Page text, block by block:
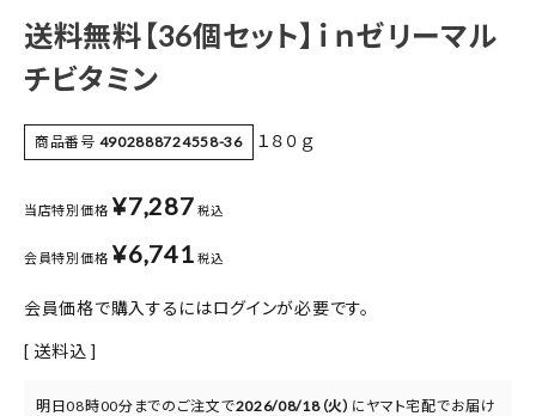
医薬品に関する注意事項
特定商取引法について
お問い合わせ
送料無料【36個セット】ｉｎゼリーマル
チビタミン
商品番号 4902888724558-36 １８０ｇ
当店特別価格 ¥7,287 税込
会員特別価格 ¥6,741 税込
会員価格で購入するにはログインが必要です。
送料込
明日08時00分 までのご注文で2026/08/18（火） に ヤマト宅配でお届け